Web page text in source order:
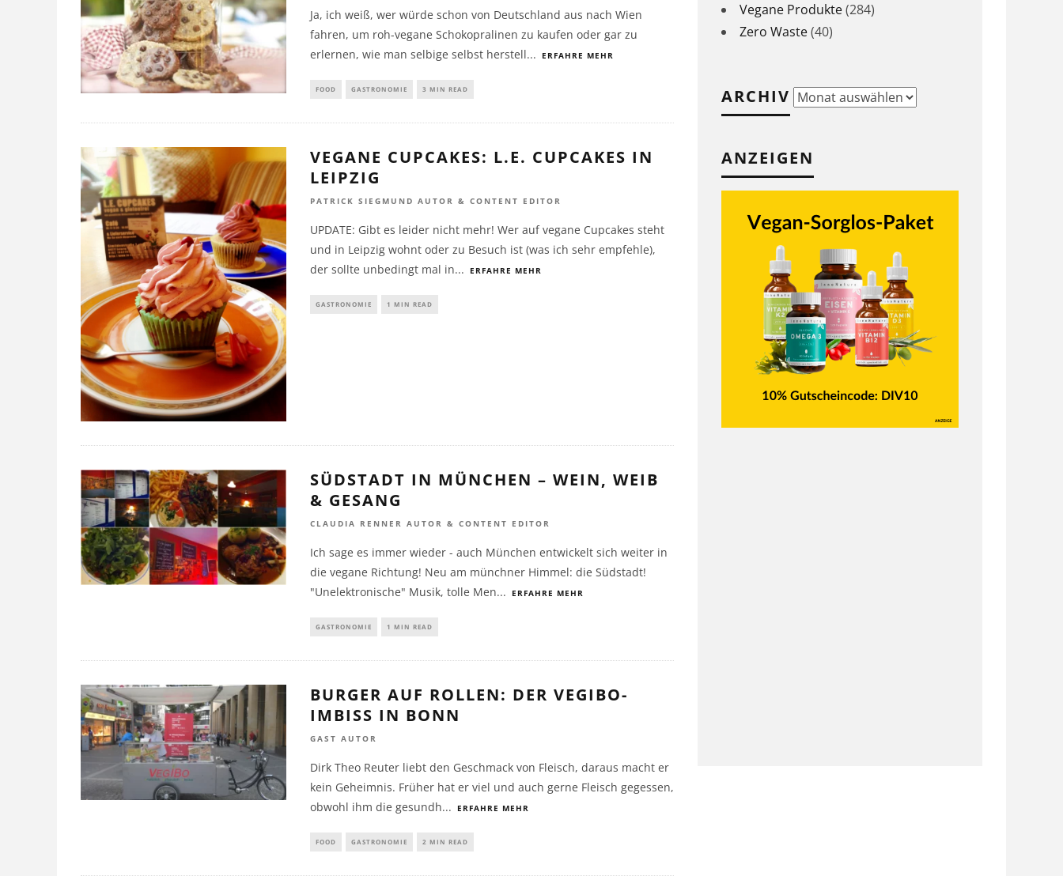
Ja, ich weiß, wer würde schon von Deutschland aus nach Wien
fahren, um roh-vegane Schokopralinen zu kaufen oder gar zu
erlernen, wie man selbige selbst herstell... ERFAHRE MEHR
FOOD GASTRONOMIE 3 MIN READ
VEGANE CUPCAKES: L.E. CUPCAKES IN
LEIPZIG
PATRICK SIEGMUND AUTOR & CONTENT EDITOR
UPDATE: Gibt es leider nicht mehr! Wer auf vegane Cupcakes steht
und in Leipzig wohnt oder zu Besuch ist (was ich sehr empfehle),
der sollte unbedingt mal in... ERFAHRE MEHR
GASTRONOMIE 1 MIN READ
SÜDSTADT IN MÜNCHEN – WEIN, WEIB
& GESANG
CLAUDIA RENNER AUTOR & CONTENT EDITOR
Ich sage es immer wieder - auch München entwickelt sich weiter in
die vegane Richtung! Neu am münchner Himmel: die Südstadt!
"Unelektronische" Musik, tolle Men... ERFAHRE MEHR
GASTRONOMIE 1 MIN READ
BURGER AUF ROLLEN: DER VEGIBO-
IMBISS IN BONN
GAST AUTOR
Dirk Theo Reuter liebt den Geschmack von Fleisch, daraus macht er
kein Geheimnis. Früher hat er viel und auch gerne Fleisch gegessen,
obwohl ihm die gesundh... ERFAHRE MEHR
FOOD GASTRONOMIE 2 MIN READ
Vegane Produkte(284)
Zero Waste(40)
ARCHIV Archiv
ANZEIGEN